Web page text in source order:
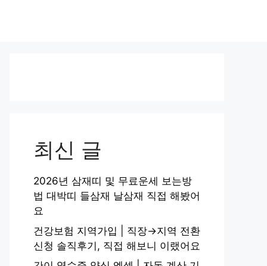
최신 글
2026년 삼재띠 및 무료운세 보는방
법 대박띠 들삼재 날삼재 직접 해봤어
요
건강보험 지역가입 | 직장→지역 전환
신청 솔직후기, 직접 해보니 이랬어요